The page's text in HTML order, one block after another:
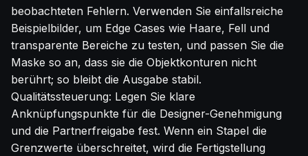
beobachteten Fehlern. Verwenden Sie einfallsreiche
Beispielbilder, um Edge Cases wie Haare, Fell und
transparente Bereiche zu testen, und passen Sie die
Maske so an, dass sie die Objektkonturen nicht
berührt; so bleibt die Ausgabe stabil.
Qualitätssteuerung: Legen Sie klare
Anknüpfungspunkte für die Designer-Genehmigung
und die Partnerfreigabe fest. Wenn ein Stapel die
Grenzwerte überschreitet, wird die Fertigstellung